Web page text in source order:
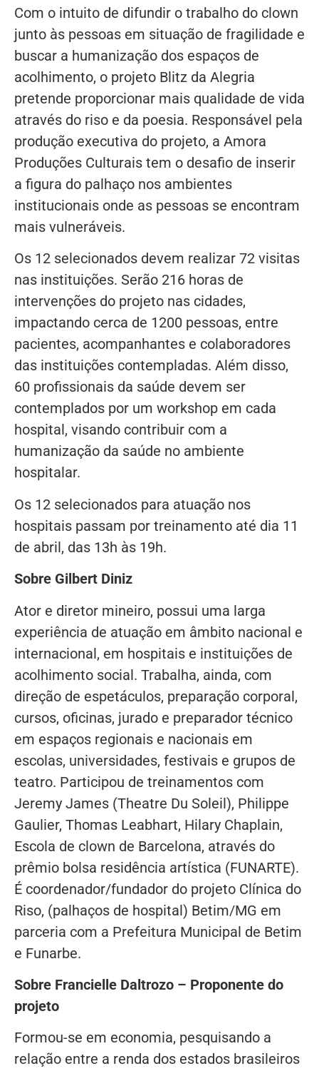
Com o intuito de difundir o trabalho do clown
junto às pessoas em situação de fragilidade e
buscar a humanização dos espaços de
acolhimento, o projeto Blitz da Alegria
pretende proporcionar mais qualidade de vida
através do riso e da poesia. Responsável pela
produção executiva do projeto, a Amora
Produções Culturais tem o desafio de inserir
a figura do palhaço nos ambientes
institucionais onde as pessoas se encontram
mais vulneráveis.
Os 12 selecionados devem realizar 72 visitas
nas instituições. Serão 216 horas de
intervenções do projeto nas cidades,
impactando cerca de 1200 pessoas, entre
pacientes, acompanhantes e colaboradores
das instituições contempladas. Além disso,
60 profissionais da saúde devem ser
contemplados por um workshop em cada
hospital, visando contribuir com a
humanização da saúde no ambiente
hospitalar.
Os 12 selecionados para atuação nos
hospitais passam por treinamento até dia 11
de abril, das 13h às 19h.
Sobre Gilbert Diniz
Ator e diretor mineiro, possui uma larga
experiência de atuação em âmbito nacional e
internacional, em hospitais e instituições de
acolhimento social. Trabalha, ainda, com
direção de espetáculos, preparação corporal,
cursos, oficinas, jurado e preparador técnico
em espaços regionais e nacionais em
escolas, universidades, festivais e grupos de
teatro. Participou de treinamentos com
Jeremy James (Theatre Du Soleil), Philippe
Gaulier, Thomas Leabhart, Hilary Chaplain,
Escola de clown de Barcelona, através do
prêmio bolsa residência artística (FUNARTE).
É coordenador/fundador do projeto Clínica do
Riso, (palhaços de hospital) Betim/MG em
parceria com a Prefeitura Municipal de Betim
e Funarbe.
Sobre Francielle Daltrozo – Proponente do
projeto
Formou-se em economia, pesquisando a
relação entre a renda dos estados brasileiros